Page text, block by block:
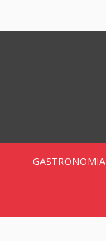
GASTRONOMIA